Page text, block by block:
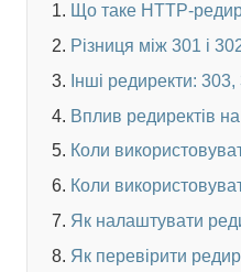
Що таке HTTP-
Різниця між 301 і
Інші редиректи:
Вплив редиректів
Коли
Коли
Як налаштувати
Як перевірити